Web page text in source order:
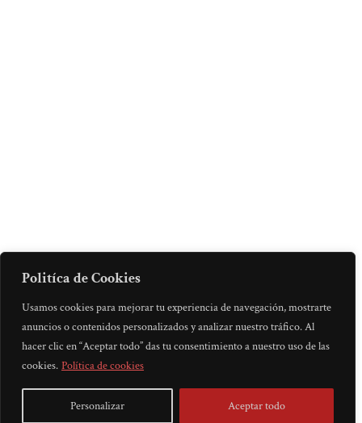
Politíca de Cookies
Usamos cookies para mejorar tu experiencia de navegación, mostrarte
anuncios o contenidos personalizados y analizar nuestro tráfico. Al
hacer clic en “Aceptar todo” das tu consentimiento a nuestro uso de las
cookies. Política de cookies
Personalizar Aceptar todo